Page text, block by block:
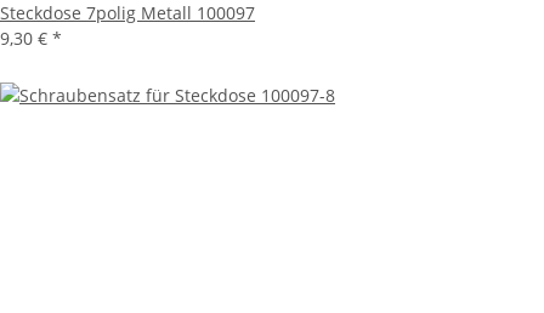
Steckdose 7polig Metall 100097
9,30 € *